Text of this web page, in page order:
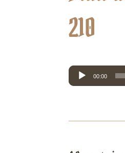
210
Reproductor
de
00:00